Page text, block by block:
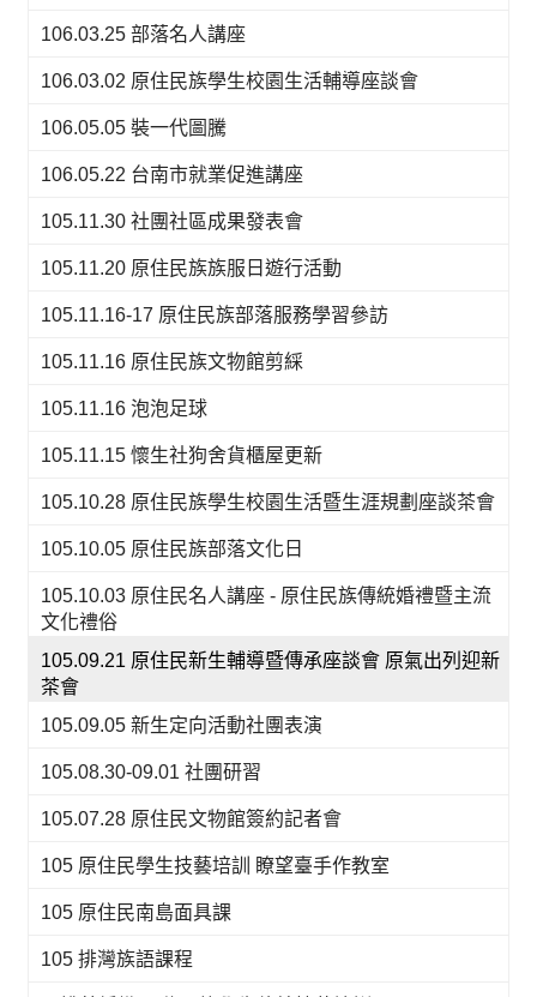
106.03.25 部落名人講座
106.03.02 原住民族學生校園生活輔導座談會
106.05.05 裝一代圖騰
106.05.22 台南市就業促進講座
105.11.30 社團社區成果發表會
105.11.20 原住民族族服日遊行活動
105.11.16-17 原住民族部落服務學習參訪
105.11.16 原住民族文物館剪綵
105.11.16 泡泡足球
105.11.15 懷生社狗舍貨櫃屋更新
105.10.28 原住民族學生校園生活暨生涯規劃座談茶會
105.10.05 原住民族部落文化日
105.10.03 原住民名人講座 - 原住民族傳統婚禮暨主流
文化禮俗
105.09.21 原住民新生輔導暨傳承座談會 原氣出列迎新
茶會
105.09.05 新生定向活動社團表演
105.08.30-09.01 社團研習
105.07.28 原住民文物館簽約記者會
105 原住民學生技藝培訓 瞭望臺手作教室
105 原住民南島面具課
105 排灣族語課程